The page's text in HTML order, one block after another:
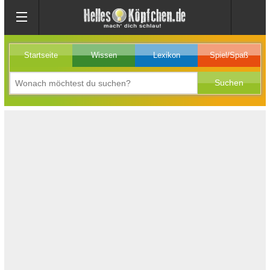
Startseite Wissen Lexikon Spiel/Spaß